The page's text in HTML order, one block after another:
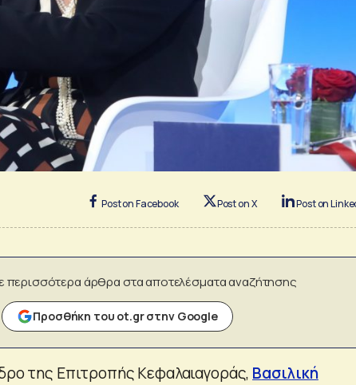
Post on Facebook Post on X Post on
περισσότερα άρθρα στα αποτελέσματα αναζήτησης
Προσθήκη του ot.gr στην Google
της Επιτροπής Κεφαλαιαγοράς, Βασιλική